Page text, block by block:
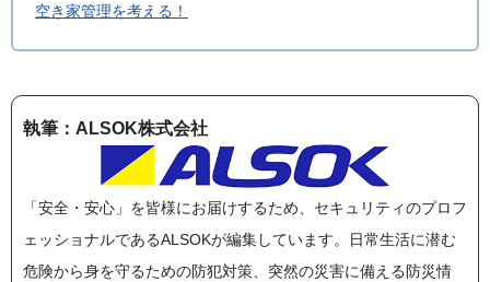
空き家管理を考える！
執筆：ALSOK株式会社
「安全・安心」を皆様にお届けするため、セキュリティのプロフ
ェッショナルであるALSOKが編集しています。日常生活に潜む
危険から身を守るための防犯対策、突然の災害に備える防災情